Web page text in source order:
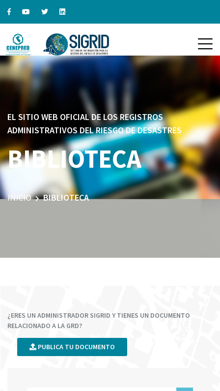
EL SITIO WEB OFICIAL DE LOS REGISTROS
ADMINISTRATIVOS DEL RIESGO DE DESASTRES
BIBLIOTECA
INICIO BIBLIOTECA
¿ERES UN ADMINISTRADOR SIGRID Y TIENES UN DOCUMENTO
RELACIONADO A LA GRD?
PUBLICA TU DOCUMENTO